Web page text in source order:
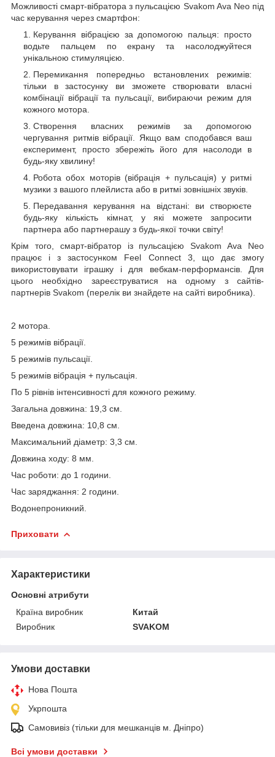
Можливості смарт-вібратора з пульсацією Svakom Ava Neo під
час керування через смартфон:
Керування вібрацією за допомогою пальця: просто
водьте пальцем по екрану та насолоджуйтеся
унікальною стимуляцією.
Перемикання попередньо встановлених режимів:
тільки в застосунку ви зможете створювати власні
комбінації вібрації та пульсації, вибираючи режим для
кожного мотора.
Створення власних режимів за допомогою
чергування ритмів вібрації. Якщо вам сподобався ваш
експеримент, просто збережіть його для насолоди в
будь-яку хвилину!
Робота обох моторів (вібрація + пульсація) у ритмі
музики з вашого плейлиста або в ритмі зовнішніх звуків.
Передавання керування на відстані: ви створюєте
будь-яку кількість кімнат, у які можете запросити
партнера або партнерашу з будь-якої точки світу!
Крім того, смарт-вібратор із пульсацією Svakom Ava Neo
працює і з застосунком Feel Connect 3, що дає змогу
використовувати іграшку і для вебкам-перформансів. Для
цього необхідно зареєструватися на одному з сайтів-
партнерів Svakom (перелік ви знайдете на сайті виробника).
2 мотора.
5 режимів вібрації.
5 режимів пульсації.
5 режимів вібрація + пульсація.
По 5 рівнів інтенсивності для кожного режиму.
Загальна довжина: 19,3 см.
Введена довжина: 10,8 см.
Максимальний діаметр: 3,3 см.
Довжина ходу: 8 мм.
Час роботи: до 1 години.
Час заряджання: 2 години.
Водонепроникний.
Приховати
Характеристики
Основні атрибути
Країна виробник
Китай
Виробник
SVAKOM
Умови доставки
Нова Пошта
Укрпошта
Самовивіз (тільки для мешканців м. Дніпро)
Всі умови доставки